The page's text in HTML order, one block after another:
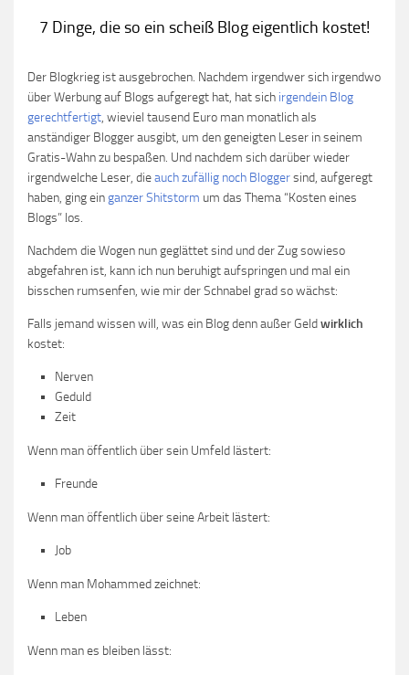
7 Dinge, die so ein scheiß Blog eigentlich kostet!
Der Blogkrieg ist ausgebrochen. Nachdem irgendwer sich irgendwo
über Werbung auf Blogs aufgeregt hat, hat sich irgendein Blog
gerechtfertigt, wieviel tausend Euro man monatlich als
anständiger Blogger ausgibt, um den geneigten Leser in seinem
Gratis-Wahn zu bespaßen. Und nachdem sich darüber wieder
irgendwelche Leser, dieauch zufällig noch Bloggersind, aufgeregt
haben, ging einganzer Shitstorm um das Thema “Kosten eines
Blogs” los.
Nachdem die Wogen nun geglättet sind und der Zug sowieso
abgefahren ist, kann ich nun beruhigt aufspringen und mal ein
bisschen rumsenfen, wie mir der Schnabel grad so wächst:
Falls jemand wissen will, was ein Blog denn außer Geldwirklich
kostet:
Nerven
Geduld
Zeit
Wenn man öffentlich über sein Umfeld lästert:
Freunde
Wenn man öffentlich über seine Arbeit lästert:
Job
Wenn man Mohammed zeichnet:
Leben
Wenn man es bleiben lässt: